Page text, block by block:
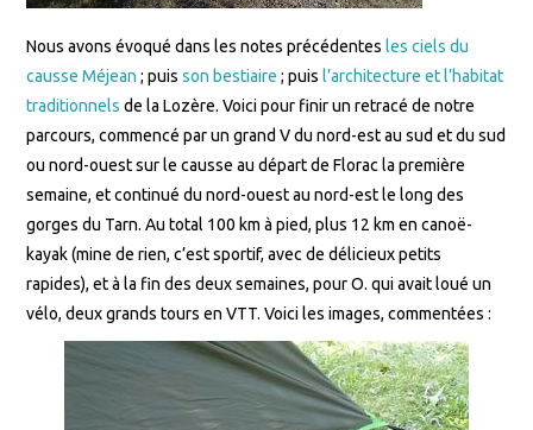
Nous avons évoqué dans les notes précédentes les ciels du
causse Méjean ; puisson bestiaire ; puis l’architecture et l’habitat
traditionnels de la Lozère. Voici pour finir un retracé de notre
parcours, commencé par un grand V du nord-est au sud et du sud
ou nord-ouest sur le causse au départ de Florac la première
semaine, et continué du nord-ouest au nord-est le long des
gorges du Tarn. Au total 100 km à pied, plus 12 km en canoë-
kayak (mine de rien, c’est sportif, avec de délicieux petits
rapides), et à la fin des deux semaines, pour O. qui avait loué un
vélo, deux grands tours en VTT. Voici les images, commentées :